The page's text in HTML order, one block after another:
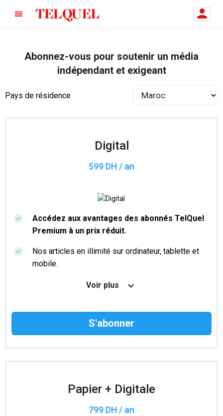
Abonnez-vous pour soutenir un média
indépendant et exigeant
Pays de résidence
Digital
599 DH / an
Accédez aux avantages des abonnés TelQuel
Premium à un prix réduit.
Nos articles en illimité sur ordinateur, tablette et
mobile.
Le magazine TelQuel en numérique avant la sortie
Des informations confidentielles résérvées aux
Voir plus
Papier + Digitale
799 DH / an